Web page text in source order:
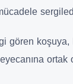
gören koşuya,
ortak